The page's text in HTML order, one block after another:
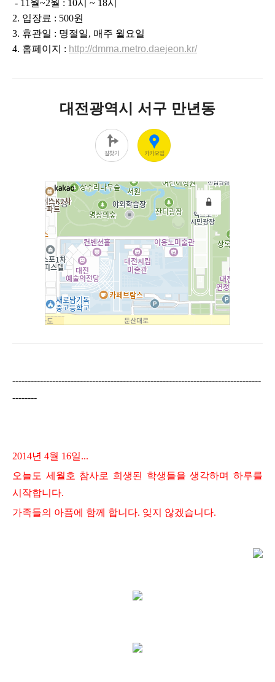
- 11 월~2월 : 10시 ~ 18시
2. 입장료 : 500원
3. 휴관일 : 명절일, 매주 월요일
4. 홈페이지 : http://dmma.metro.daejeon.kr/
---------------------------------------------------------------------------------
--------
2014년 4월 16일...
오늘도 세월호 참사로 희생된 학생들을 생각하며 하루를
시작합니다.
가족들의 아픔에 함께 합니다. 잊지 않겠습니다.